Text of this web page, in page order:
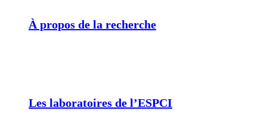
À propos de la recherche
Les laboratoires de l’ESPCI